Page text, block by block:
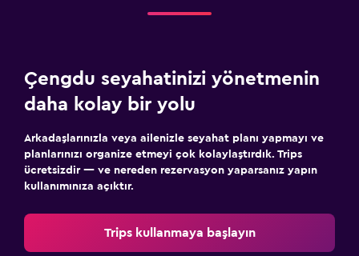
Çengdu seyahatinizi yönetmenin
daha kolay bir yolu
Arkadaşlarınızla veya ailenizle seyahat planı yapmayı ve
planlarınızı organize etmeyi çok kolaylaştırdık. Trips
ücretsizdir — ve nereden rezervasyon yaparsanız yapın
kullanımınıza açıktır.
Trips kullanmaya başlayın